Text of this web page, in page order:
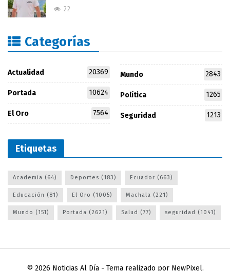
22
Categorías
Actualidad 20369
Portada 10624
El Oro 7564
Mundo 2843
Política 1265
Seguridad 1213
Etiquetas
Academia (64) Deportes (183) Ecuador (663)
Educación (81) El Oro (1005) Machala (221)
Mundo (151) Portada (2621) Salud (77) seguridad (1041)
© 2026 Noticias Al Día- Tema realizado por NewPixel.